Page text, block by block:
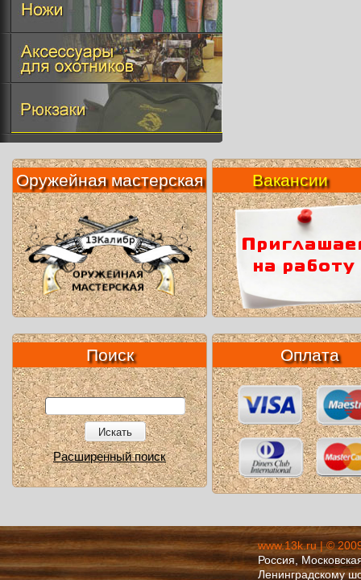
Оружейная мастерская Вакансии
Поиск
Искать
Расширенный поиск
Оплата
www.13k.ru | ©
Россия,
Ленинградскому